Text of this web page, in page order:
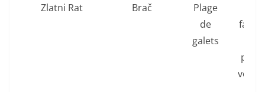
Zlatni Rat
Brač
Plage
de
galets
voile,